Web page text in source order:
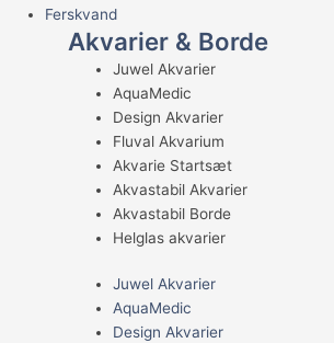
Ferskvand
Akvarier & Borde
Juwel Akvarier
AquaMedic
Design Akvarier
Fluval Akvarium
Akvarie Startsæt
Akvastabil Akvarier
Akvastabil Borde
Helglas akvarier
Juwel Akvarier
AquaMedic
Design Akvarier